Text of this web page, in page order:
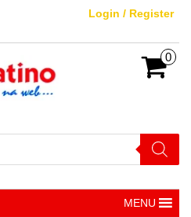
Login / Register
0
MENU